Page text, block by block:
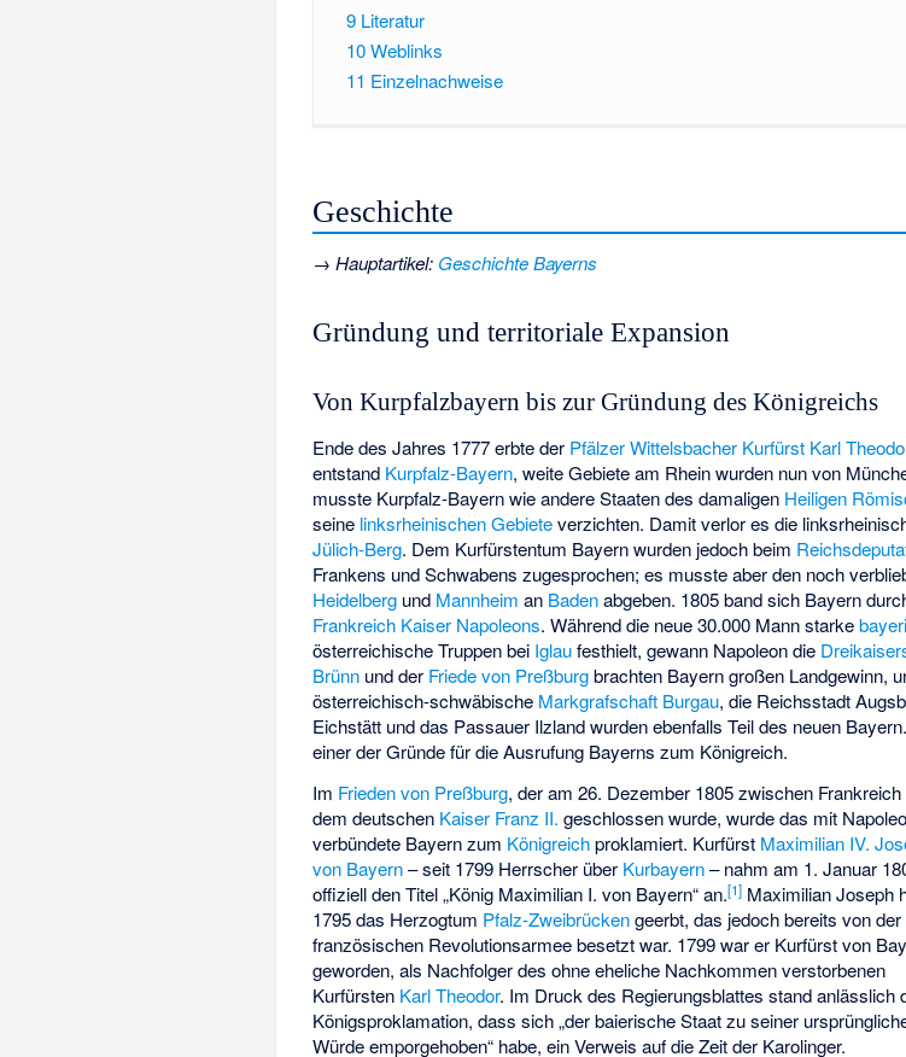
9 Literatur
10Weblinks
11 Einzelnachweise
Geschichte
→Hauptartikel: Geschichte Bayerns
Gründung und territoriale Expansion
Von Kurpfalzbayern bis zur Gründung des Königreichs
Ende des Jahres 1777 erbte der Pfälzer Wittelsbacher Kurfürst Karl
entstand Kurpfalz-Bayern, weite Gebiete am Rhein wurden nun von
musste Kurpfalz-Bayern wie andere Staaten des damaligen Heiligen
seine linksrheinischen Gebieteverzichten. Damit verlor es die
Jülich-Berg. Dem Kurfürstentum Bayern wurden jedoch beim
Frankens und Schwabens zugesprochen; es musste aber den noch
Heidelberg und Mannheim an Badenabgeben. 1805 band sich Bayern
Frankreich Kaiser Napoleons. Während die neue 30.000 Mann starke
österreichische Truppen bei Iglaufesthielt, gewann Napoleon die
Brünn und der Friede von Preßburgbrachten Bayern großen Landgewinn,
österreichisch-schwäbische Markgrafschaft Burgau, die Reichsstadt
Eichstätt und das Passauer Ilzland wurden ebenfalls Teil des neuen
einer der Gründe für die Ausrufung Bayerns zum Königreich.
Im Frieden von Preßburg, der am 26. Dezember 1805 zwischen Frankreich
dem deutschen Kaiser Franz II. geschlossen wurde, wurde das mit
verbündete Bayern zum Königreichproklamiert. Kurfürst Maximilian IV.
von Bayern– seit 1799 Herrscher über Kurbayern– nahm am 1. Januar
offiziell den Titel „König Maximilian I. von Bayern“ an.[1] Maximilian Joseph
1795 das Herzogtum Pfalz-Zweibrückengeerbt, das jedoch bereits von der
französischen Revolutionsarmee besetzt war. 1799 war er Kurfürst von
geworden, als Nachfolger des ohne eheliche Nachkommen verstorbenen
Kurfürsten Karl Theodor. Im Druck des Regierungsblattes stand anlässlich
Königsproklamation, dass sich „der baierische Staat zu seiner
Würde emporgehoben“ habe, ein Verweis auf die Zeit der Karolinger.